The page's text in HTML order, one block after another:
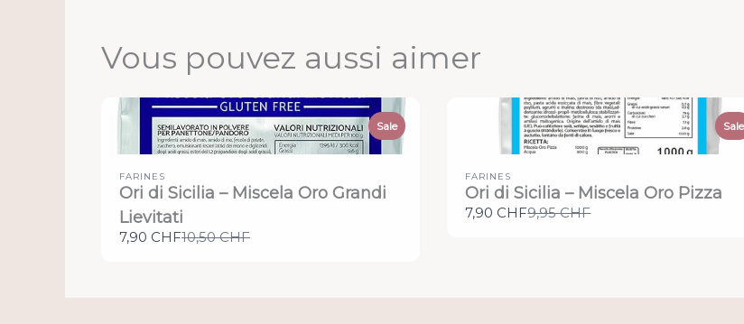
Vous pouvez aussi aimer
Sale
FARINES
Ori di Sicilia – Miscela Oro Grandi
Lievitati
7,90 CHFCompare
10,50 CHF
Sale
FARINES
Ori di Sicilia – Miscela Oro Pizza
7,90 CHFCompare
to
9,95 CHF